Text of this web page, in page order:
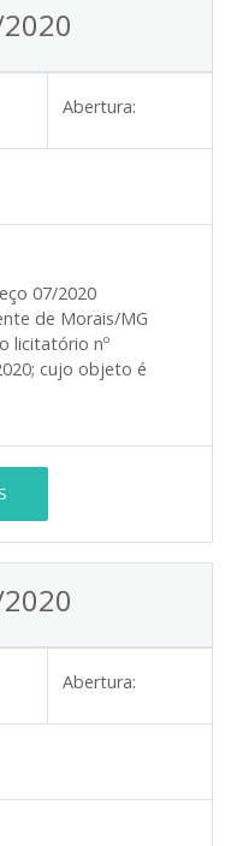
Abertura:
07/2020
de Morais/MG
licitatório nº
cujo objeto é
Abertura: